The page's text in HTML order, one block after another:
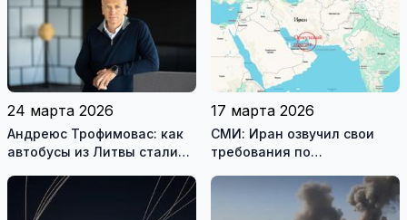
24 марта 2026
Андреюс Трофимовас: как
автобусы из Литвы стали
охваченного огнём
Мариуполя (фотогалерея)
17 марта 2026
СМИ: Иран озвучил свои
требования по